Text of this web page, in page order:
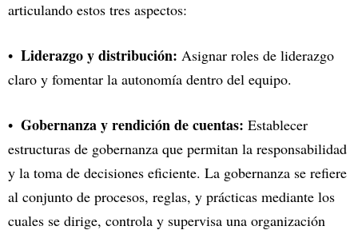
articulando estos tres aspectos:
Liderazgo y distribución: Asignar roles de liderazgo
claro y fomentar la autonomía dentro del equipo.
Gobernanza y rendición de cuentas: Establecer
estructuras de gobernanza que permitan la responsabilidad
y la toma de decisiones eficiente. La gobernanza se refiere
al conjunto de procesos, reglas, y prácticas mediante los
cuales se dirige, controla y supervisa una organización